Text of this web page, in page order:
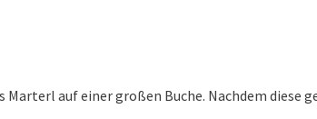
Marterl auf einer großen Buche. Nachdem diese